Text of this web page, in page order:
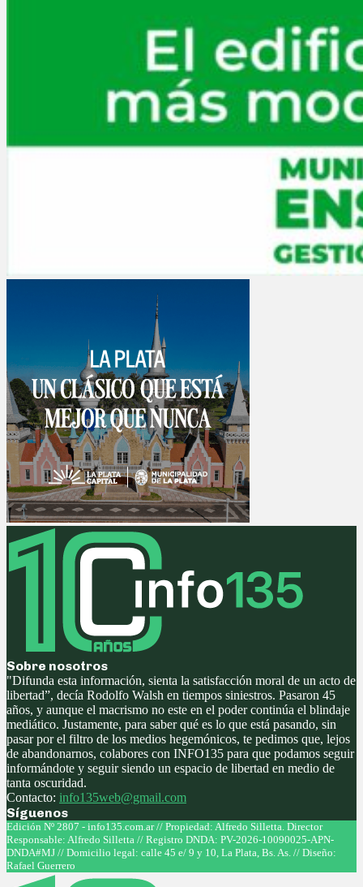
Sobre nosotros
"Difunda esta información, sienta la satisfacción moral de un acto de
libertad”, decía Rodolfo Walsh en tiempos siniestros. Pasaron 45
años, y aunque el macrismo no este en el poder continúa el blindaje
mediático. Justamente, para saber qué es lo que está pasando, sin
pasar por el filtro de los medios hegemónicos, te pedimos que, lejos
de abandonarnos, colabores con INFO135 para que podamos seguir
informándote y seguir siendo un espacio de libertad en medio de
tanta oscuridad.
Contacto: info135web@gmail.com
Síguenos
Facebook
Twitter
Instagram
Youtube
Edición Nº 2807 - info135.com.ar // Propiedad: Alfredo Silletta. Director
Responsable: Alfredo Silletta // Registro DNDA: PV-2026-10090025-APN-
DNDA#MJ // Domicilio legal: calle 45 e/ 9 y 10, La Plata, Bs. As. // Diseño:
Rafael Guerrero